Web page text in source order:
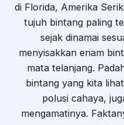
di Florida, Amerika
tujuh bintang paling
sejak dinamai
menyisakkan enam
mata telanjang.
bintang yang kita
polusi cahaya,
mengamatinya.